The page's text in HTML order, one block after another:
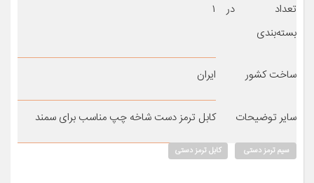
تعداد در
بسته‌بندی
۱
ساخت کشور ایران
سایر توضیحات کابل ترمز دست شاخه چپ مناسب برای سمند
سیم ترمز دستی کابل ترمز دستی